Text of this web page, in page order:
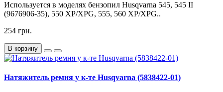
Используется в моделях бензопил Husqvarna 545, 545 II
(9676906-35), 550 XP/XPG, 555, 560 XP/XPG..
254 грн.
В корзину
Натяжитель ремня у к-те Husqvarna (5838422-01)